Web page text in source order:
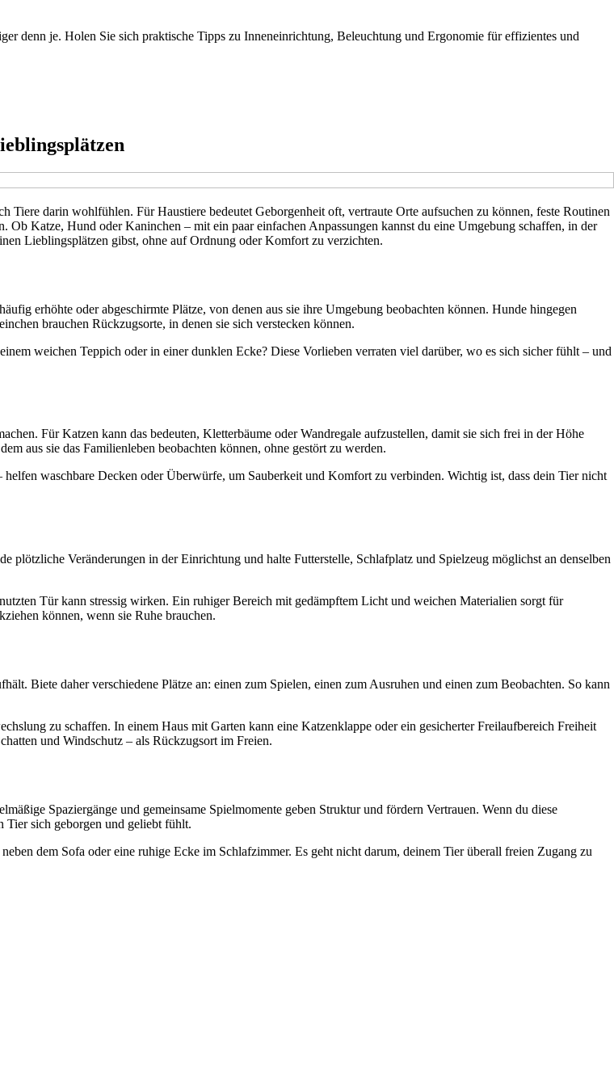
denn je. Holen Sie sich praktische Tipps zu Inneneinrichtung, Beleuchtung und Ergonomie für effizientes und
darin wohlfühlen. Für Haustiere bedeutet Geborgenheit oft, vertraute Orte aufsuchen zu können, feste Routinen
Ob Katze, Hund oder Kaninchen – mit ein paar einfachen Anpassungen kannst du eine Umgebung schaffen, in der
Lieblingsplätzen gibst, ohne auf Ordnung oder Komfort zu verzichten.
erhöhte oder abgeschirmte Plätze, von denen aus sie ihre Umgebung beobachten können. Hunde hingegen
brauchen Rückzugsorte, in denen sie sich verstecken können.
weichen Teppich oder in einer dunklen Ecke? Diese Vorlieben verraten viel darüber, wo es sich sicher fühlt – und
Für Katzen kann das bedeuten, Kletterbäume oder Wandregale aufzustellen, damit sie sich frei in der Höhe
aus sie das Familienleben beobachten können, ohne gestört zu werden.
waschbare Decken oder Überwürfe, um Sauberkeit und Komfort zu verbinden. Wichtig ist, dass dein Tier nicht
plötzliche Veränderungen in der Einrichtung und halte Futterstelle, Schlafplatz und Spielzeug möglichst an denselben
Tür kann stressig wirken. Ein ruhiger Bereich mit gedämpftem Licht und weichen Materialien sorgt für
können, wenn sie Ruhe brauchen.
Biete daher verschiedene Plätze an: einen zum Spielen, einen zum Ausruhen und einen zum Beobachten. So kann
zu schaffen. In einem Haus mit Garten kann eine Katzenklappe oder ein gesicherter Freilaufbereich Freiheit
und Windschutz – als Rückzugsort im Freien.
Spaziergänge und gemeinsame Spielmomente geben Struktur und fördern Vertrauen. Wenn du diese
Tier sich geborgen und geliebt fühlt.
dem Sofa oder eine ruhige Ecke im Schlafzimmer. Es geht nicht darum, deinem Tier überall freien Zugang zu